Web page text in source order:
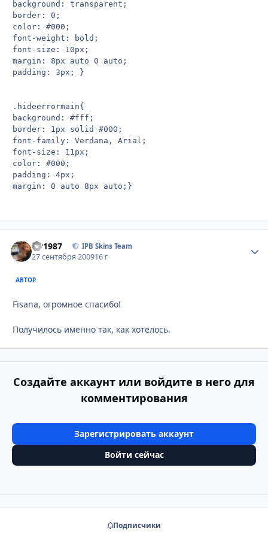
background: transparent;
border: 0;
color: #000;
font-weight: bold;
font-size: 10px;
margin: 8px auto 0 auto;
padding: 3px; }
.hideerrormain{
background: #fff;
border: 1px solid #000;
font-family: Verdana, Arial;
font-size: 11px;
color: #000;
padding: 4px;
margin: 0 auto 8px auto;}
siv1987 IPB Skins Team
27 сентября 200916 г
АВТОР
Fisana, огромное спасибо!
Получилось именно так, как хотелось.
Создайте аккаунт или войдите в него для
комментирования
Зарегистрировать аккаунт
Войти сейчас
Подписчики